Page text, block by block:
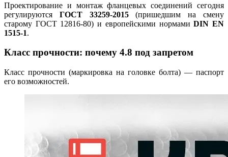
Проектирование и монтаж фланцевых соединений сегодня
регулируются ГОСТ 33259-2015(пришедшим на смену
старому ГОСТ 12816-80) и европейскими нормамиDIN EN
1515-1.
Класс прочности: почему 4.8 под запретом
Класс прочности (маркировка на головке болта) — паспорт
его возможностей.